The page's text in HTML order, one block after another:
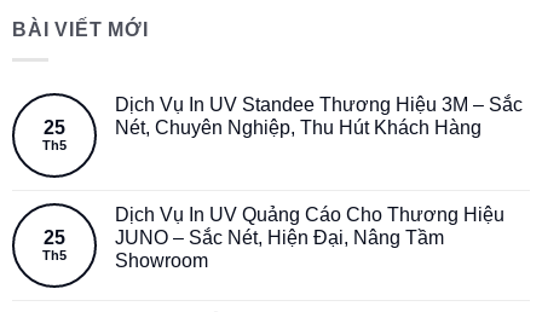
BÀI VIẾT MỚI
25
Th5
Dịch Vụ In UV Standee Thương Hiệu 3M – Sắc
Nét, Chuyên Nghiệp, Thu Hút Khách Hàng
25
Th5
Dịch Vụ In UV Quảng Cáo Cho Thương Hiệu
JUNO – Sắc Nét, Hiện Đại, Nâng Tầm
Showroom